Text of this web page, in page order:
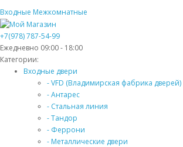
Входные Межкомнатные
+7(978) 787-54-99
Ежедневно 09:00 - 18:00
Категории:
Входные двери
- VFD (Владимирская фабрика дверей)
- Антарес
- Стальная линия
- Тандор
- Феррони
- Металлические двери